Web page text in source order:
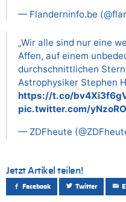
— Flanderninfo.be
„Wir alle sind nur eine
Affen, auf einem
durchschnittlichen
Astrophysiker Stephen
https://t.co/
pic.twitter.com/
— ZDFheute
Jetzt Artikel teilen!
Facebook Twitter